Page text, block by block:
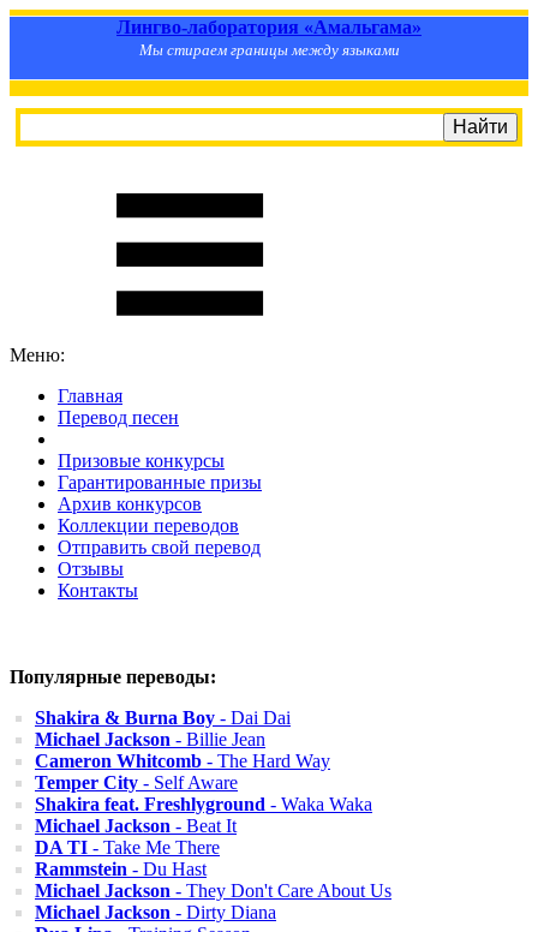
Лингво-лаборатория «Амальгама»
Мы стираем границы между языками
Меню:
Главная
Перевод песен
Призовые конкурсы
Гарантированные призы
Архив конкурсов
Коллекции переводов
Отправить свой перевод
Отзывы
Контакты
Популярные переводы:
Shakira & Burna Boy - Dai Dai
Michael Jackson - Billie Jean
Cameron Whitcomb - The Hard Way
Temper City - Self Aware
Shakira feat. Freshlyground - Waka Waka
Michael Jackson - Beat It
DA TI - Take Me There
Rammstein - Du Hast
Michael Jackson - They Don't Care About Us
Michael Jackson - Dirty Diana